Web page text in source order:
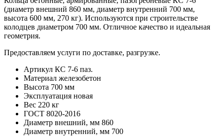
(диаметр внешний 860 мм, диаметр внутренний 700 мм,
высота 600 мм, 270 кг). Используются при строительстве
колодцев диаметром 700 мм. Отличное качество и идеальная
геометрия.
Предоставляем услуги по доставке, разгрузке.
Артикул КС 7-6 паз.
Материал железобетон
Высота 700 мм
Эксплуатация новая
Вес 220 кг
ГОСТ 8020-2016
Диаметр внешний, мм 860
Диаметр внутренний, мм 700